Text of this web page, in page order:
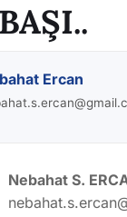
Ercan
Nebahat S.